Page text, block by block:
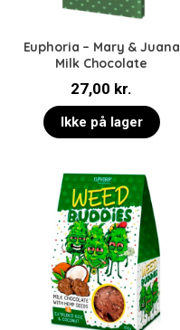
Euphoria – Mary & Juana
Milk Chocolate
27,00 kr.
Ikke på lager